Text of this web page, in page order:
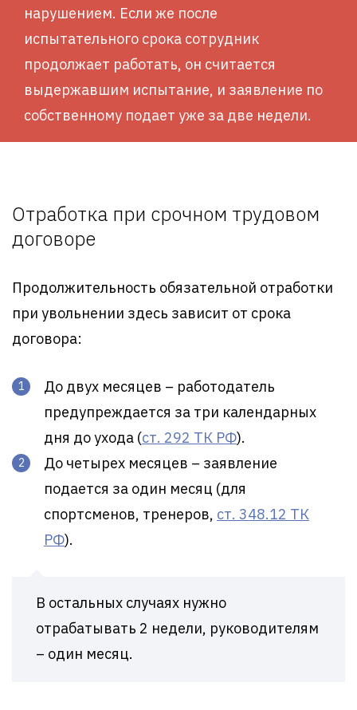
нарушением. Если же после
испытательного срока сотрудник
продолжает работать, он считается
выдержавшим испытание, и заявление по
собственному подает уже за две недели.
Отработка при срочном трудовом
договоре
Продолжительность обязательной отработки
при увольнении здесь зависит от срока
договора:
До двух месяцев – работодатель
предупреждается за три календарных
дня до ухода (ст. 292 ТК РФ).
До четырех месяцев – заявление
подается за один месяц (для
спортсменов, тренеров, ст. 348.12 ТК
РФ).
В остальных случаях нужно
отрабатывать 2 недели, руководителям
– один месяц.